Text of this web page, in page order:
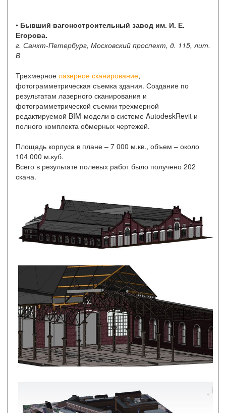
• Бывший вагоностроительный завод им. И. Е.
Егорова.
г. Санкт-Петербург, Московский проспект, д. 115, лит.
В
Трехмерное лазерное сканирование,
фотограмметрическая съемка здания. Создание по
результатам лазерного сканирования и
фотограмметрической съемки трехмерной
редактируемой BIM-модели в системе AutodeskRevit и
полного комплекта обмерных чертежей.
Площадь корпуса в плане – 7 000 м.кв., объем – около
104 000 м.куб.
Всего в результате полевых работ было получено 202
скана.